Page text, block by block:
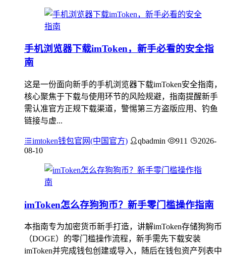
手机浏览器下载imToken，新手必看的安全指
南
这是一份面向新手的手机浏览器下载imToken安全指南，
核心聚焦于下载与使用环节的风险规避，指南提醒新手
需认准官方正规下载渠道，警惕第三方盗版应用、钓鱼
链接与虚...
imtoken钱包官网(中国官方) qbadmin 911
2026-
08-10
imToken怎么存狗狗币？新手零门槛操作指南
本指南专为加密货币新手打造，讲解imToken存储狗狗币
（DOGE）的零门槛操作流程，新手需先下载安装
imToken并完成钱包创建或导入，随后在钱包资产列表中